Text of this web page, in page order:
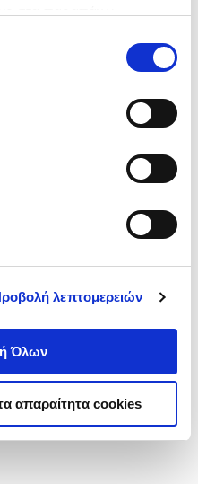
από τα παρακάτω με την
ενημερωθείτε σχετικά με
λεπτομερειών
Όλων
απαραίτητα cookies